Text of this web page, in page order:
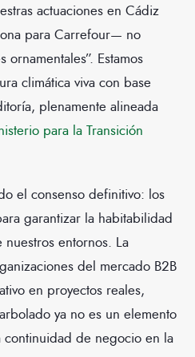
actuaciones en Cádiz
para Carrefour— no
Estamos
climática viva con base
plenamente alineada
para la Transición
el consenso definitivo: los
garantizar la habitabilidad
entornos. La
del mercado B2B
en proyectos reales,
ya no es un elemento
de negocio en la